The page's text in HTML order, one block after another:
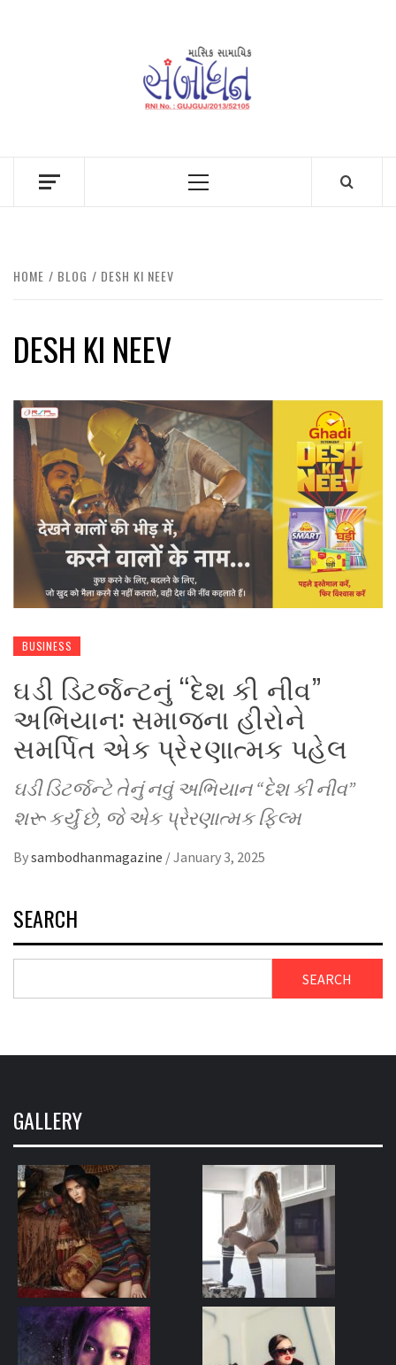
Primary
HOME BLOG DESH KI NEEV
DESH KI NEEV
BUSINESS
ઘડી ડિટર્જન્ટનું “દેશ કી નીવ”
અભિયાન: સમાજના હીરોને
સમર્પિત એક પ્રેરણાત્મક પહેલ
ઘડી ડિટર્જન્ટે તેનું નવું અભિયાન “દેશ કી નીવ”
શરૂ કર્યું છે, જે એક પ્રેરણાત્મક ફિલ્મ
Bysambodhanmagazine /January 3, 2025
SEARCH
SEARCH
GALLERY